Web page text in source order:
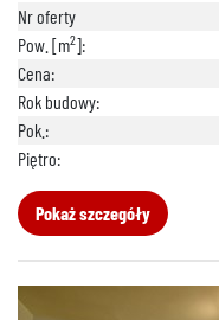
Nr oferty
Pow. [m2]:
Cena:
Rok budowy:
Pok.:
Piętro:
Pokaż szczegóły